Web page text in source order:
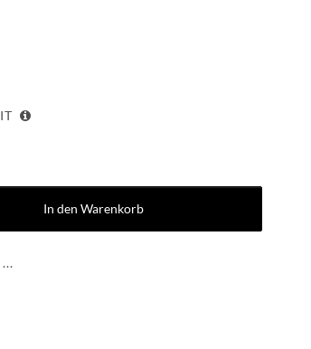
In den Warenkorb